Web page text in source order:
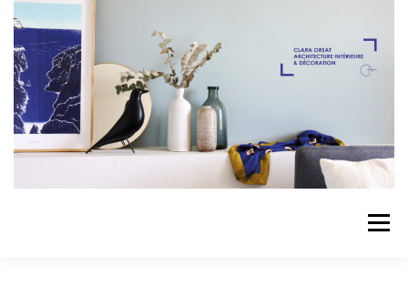
contenu
Menu